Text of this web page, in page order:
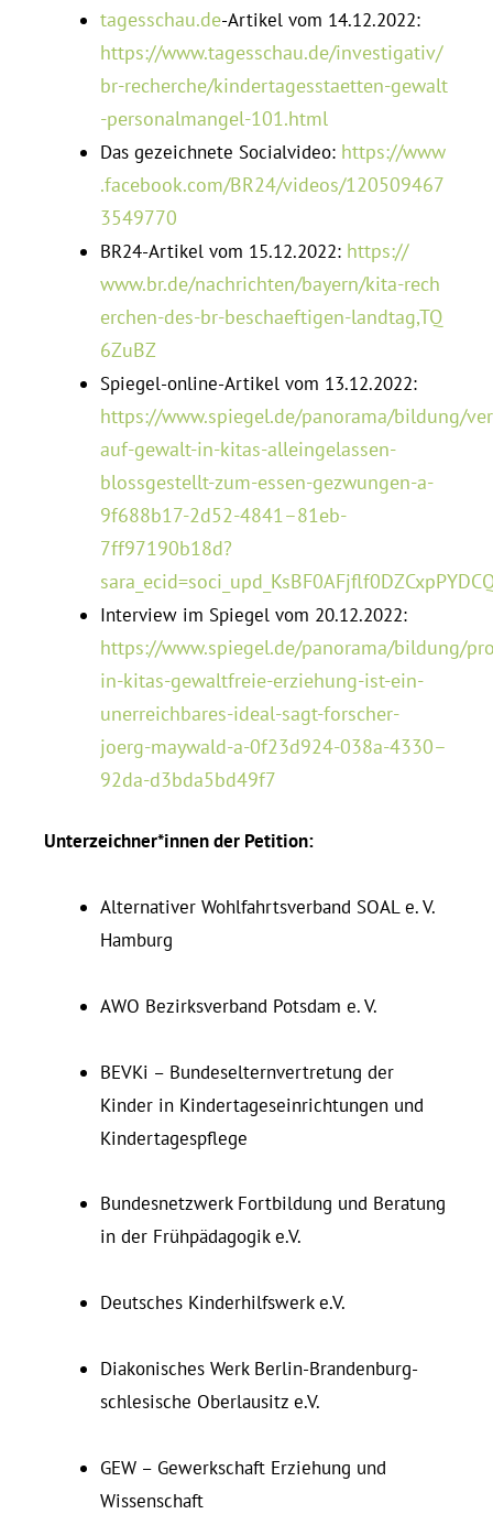
ta​ges​schau​.de-Ar­tikel vom 14.12.2022:
https://​www​.ta​ges​schau​.de/​i​n​v​e​s​t​i​g​a​t​i​v​/​
b​r​-​r​e​c​h​e​r​c​h​e​/​k​i​n​d​e​r​t​a​g​e​s​s​t​a​e​t​t​e​n​-​g​e​w​a​l​t​
-​p​e​r​s​o​n​a​l​m​a​n​g​e​l​-​1​0​1​.​h​tml
Das ge­zeichnete So­cial­video: https://​www​
.facebook​.com/​B​R​2​4​/​v​i​d​e​o​s​/​1​2​0​5​0​9​4​6​7​
3​5​4​9​770
BR24-Ar­tikel vom 15.12.2022: https://​
www​.br​.de/​n​a​c​h​r​i​c​h​t​e​n​/​b​a​y​e​r​n​/​k​i​t​a​-​r​e​c​h​
e​r​c​h​e​n​-​d​e​s​-​b​r​-​b​e​s​c​h​a​e​f​t​i​g​e​n​-​l​a​n​d​t​a​g​,​T​Q​
6​Z​uBZ
Spiegel-online-Ar­tikel vom 13.12.2022:
https://www.spiegel.de/panorama/bildung/
auf-gewalt-in-kitas-alleingelassen-
blossgestellt-zum-essen-gezwungen-a-
9f688b17-2d52-4841–81eb-
7ff97190b18d?
In­terview im Spiegel vom 20.12.2022:
https://www.spiegel.de/panorama/bildung/
in-kitas-gewaltfreie-erziehung-ist-ein-
unerreichbares-ideal-sagt-forscher-
joerg-maywald-a-0f23d924-038a-4330–
92da-d3bda5bd49f7
Unterzeichner*innen der Petition:
Al­ter­na­tiver Wohl­fahrts­verband SOAL e. V.
Hamburg
AWO Be­zirks­verband Potsdam e. V.
BEVKi – Bun­des­el­tern­ver­tretung der
Kinder in Kin­der­ta­ges­ein­rich­tungen und
Kindertagespflege
Bun­des­netzwerk Fort­bildung und Be­ratung
in der Frühpädagogik e.V.
Deut­sches Kin­der­hilfswerk e.V.
Dia­ko­ni­sches Werk Berlin-Bran­denburg-
schle­sische Ober­lausitz e.V.
GEW – Ge­werk­schaft Er­ziehung und
Wissenschaft